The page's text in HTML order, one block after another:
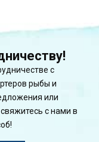
с
рыбы и
или
с нами в